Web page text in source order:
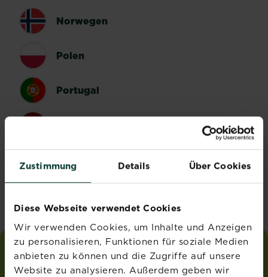
Zustimmung Details Über Cookies
Diese Webseite verwendet Cookies
Wir verwenden Cookies, um Inhalte und Anzeigen
zu personalisieren, Funktionen für soziale Medien
anbieten zu können und die Zugriffe auf unsere
Website zu analysieren. Außerdem geben wir
Norwegen
Polen
Portugal
liebedeinengarten
von Substral®